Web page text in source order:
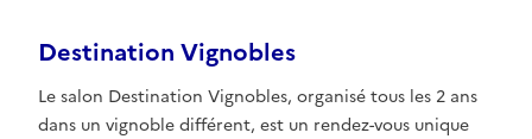
Destination Vignobles
Le salon Destination Vignobles, organisé tous les 2 ans
dans un vignoble différent, est un rendez-vous unique